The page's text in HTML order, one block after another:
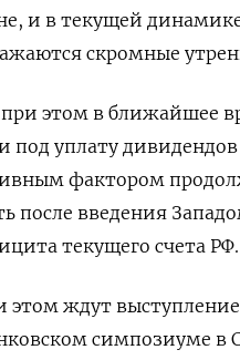
и в текущей
скромные
этом в ближайшее
под уплату
фактором
после введения
текущего счета РФ.
ждут
симпозиуме в